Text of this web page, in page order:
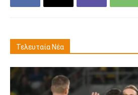
Τελευταία Νέα